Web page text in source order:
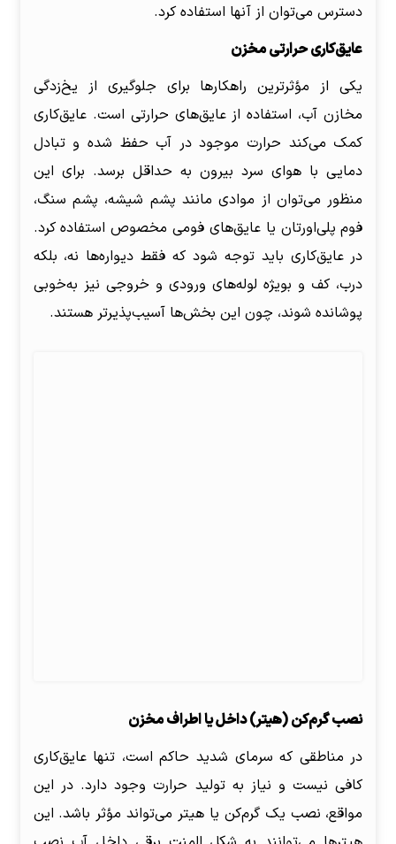
دسترس می‌توان از آنها استفاده کرد.
عایق‌کاری حرارتی مخزن
یکی از مؤثرترین راهکارها برای جلوگیری از یخ‌زدگی
مخازن آب، استفاده از عایق‌های حرارتی است. عایق‌کاری
کمک می‌کند حرارت موجود در آب حفظ شده و تبادل
دمایی با هوای سرد بیرون به حداقل برسد. برای این
منظور می‌توان از موادی مانند پشم شیشه، پشم سنگ،
فوم پلی‌اورتان یا عایق‌های فومی مخصوص استفاده کرد.
در عایق‌کاری باید توجه شود که فقط دیواره‌ها نه، بلکه
درب، کف و بویژه لوله‌های ورودی و خروجی نیز به‌خوبی
پوشانده شوند، چون این بخش‌ها آسیب‌پذیرتر هستند.
نصب گرم‌کن (هیتر) داخل یا اطراف مخزن
در مناطقی که سرمای شدید حاکم است، تنها عایق‌کاری
کافی نیست و نیاز به تولید حرارت وجود دارد. در این
مواقع، نصب یک گرم‌کن یا هیتر می‌تواند مؤثر باشد. این